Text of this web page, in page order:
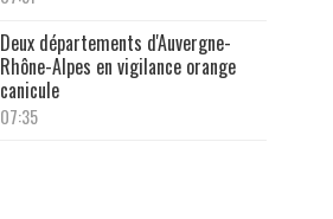
Deux départements d'Auvergne-
Rhône-Alpes en vigilance orange
canicule
07:35